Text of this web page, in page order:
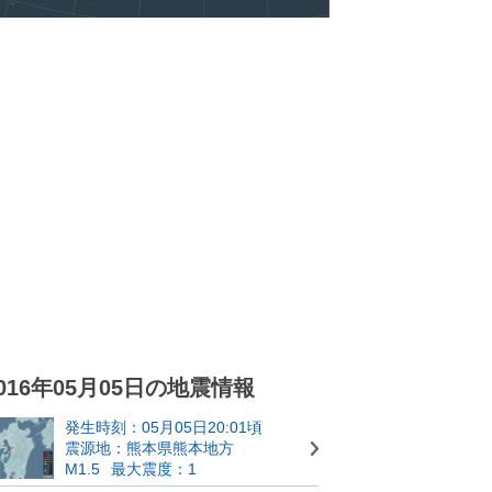
年05月05日の地震情報
発生時刻：05月05日20:01頃
震源地：熊本県熊本地方
M1.5
最大震度：1